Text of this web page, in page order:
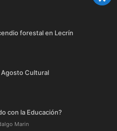
forestal en Lecrín
Agosto Cultural
con la Educación?
Marin